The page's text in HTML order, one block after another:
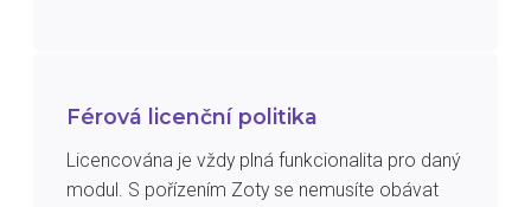
Férová licenční politika
Licencována je vždy plná funkcionalita pro daný
modul. S pořízením Zoty se nemusíte obávat